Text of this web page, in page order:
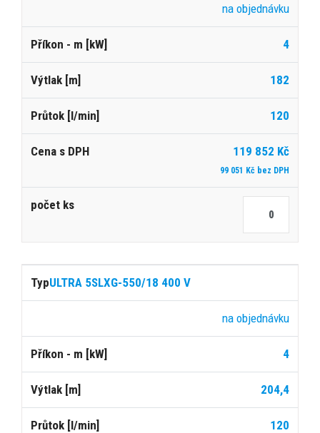
na objednávku
4
182
120
119 852 Kč
99 051 Kč bez DPH
ULTRA 5SLXG-550/18 400 V
na objednávku
4
204,4
120